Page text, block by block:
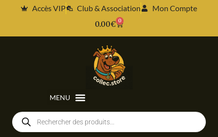
Accès VIP Club & Association
Mon Compte
0.00€ 0